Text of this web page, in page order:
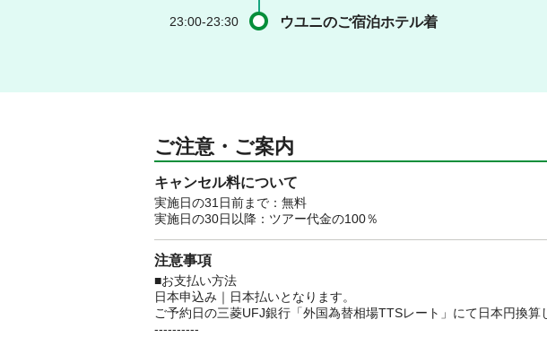
23:00-23:30 ウユニのご宿泊ホテル着
ご注意・ご案内
キャンセル料について
実施日の31日前まで：無料
実施日の30日以降：ツアー代金の100％
注意事項
■お支払い方法
日本申込み｜日本払いとなります。
ご予約日の三菱UFJ銀行「外国為替相場TTSレート」にて日本円換算
----------